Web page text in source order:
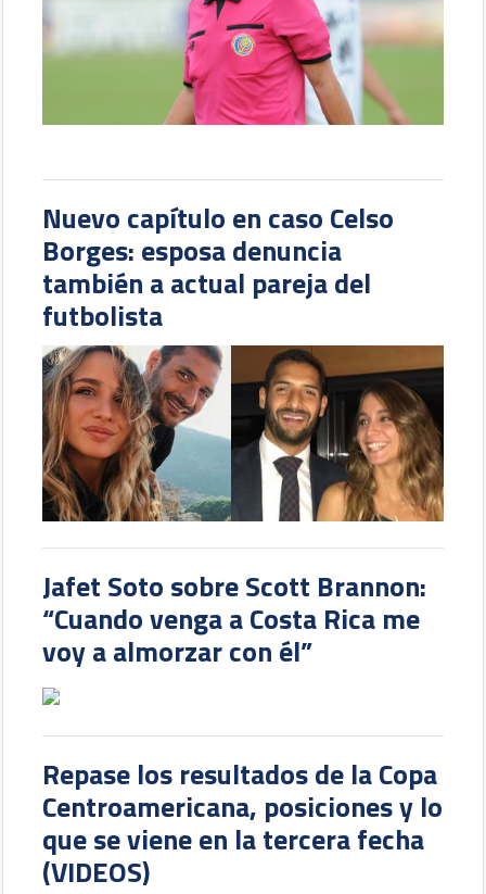
Nuevo capítulo en caso Celso
Borges: esposa denuncia
también a actual pareja del
futbolista
Jafet Soto sobre Scott Brannon:
“Cuando venga a Costa Rica me
voy a almorzar con él”
Repase los resultados de la Copa
Centroamericana, posiciones y lo
que se viene en la tercera fecha
(VIDEOS)